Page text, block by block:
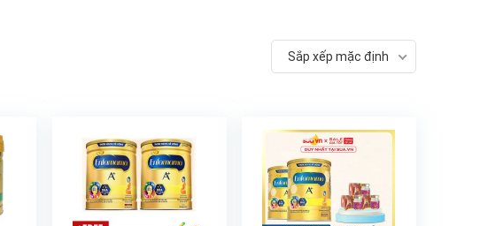
Sắp xếp mặc định